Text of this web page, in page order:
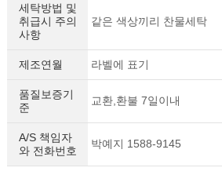
세탁방법 및
취급시 주의
사항
같은 색상끼리 찬물세탁
제조연월 라벨에 표기
품질보증기
준
교환,환불 7일이내
A/S 책임자
와 전화번호
박예지 1588-9145